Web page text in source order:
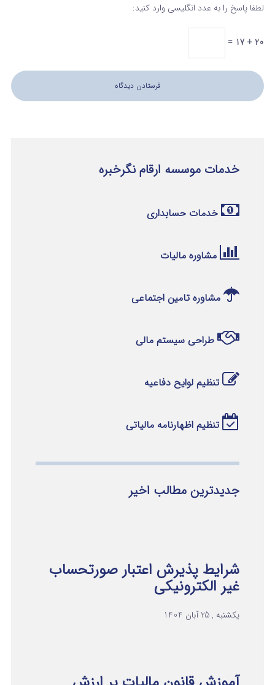
لطفا پاسخ را به عدد انگلیسی وارد کنید:
20 + 17 =
خدمات موسسه ارقام نگرخبره
خدمات حسابداری
مشاوره مالیات
مشاوره تامین اجتماعی
طراحی سیستم مالی
تنظیم لوایح دفاعیه
تنظیم اظهارنامه مالیاتی
جدیدترین مطالب اخیر
شرایط پذیرش اعتبار صورتحساب
غیر الکترونیکی
یکشنبه , 25 آبان 1404